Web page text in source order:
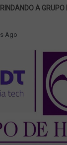
A GRUPO
Ago